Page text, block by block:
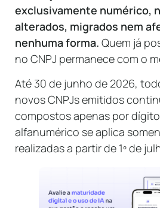
exclusivamente numérico,
alterados, migrados nem
nenhuma forma. Quem já
no CNPJ permanece com o
Até 30 de junho de 2026,
novos CNPJs emitidos
compostos apenas por
alfanumérico se aplica
realizadas a partir de 1º de